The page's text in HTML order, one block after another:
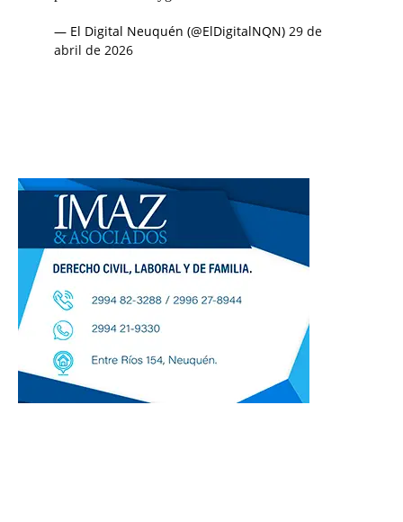
— El Digital Neuquén (@ElDigitalNQN) 29 de
abril de 2026